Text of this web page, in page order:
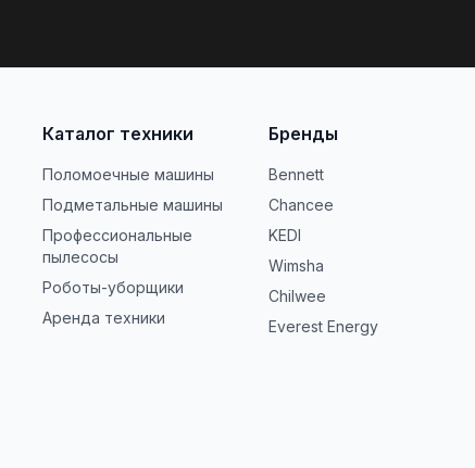
Каталог техники
Поломоечные машины
Подметальные машины
Профессиональные
пылесосы
Роботы-уборщики
Аренда техники
Бренды
Bennett
Chancee
KEDI
Wimsha
Chilwee
Everest Energy